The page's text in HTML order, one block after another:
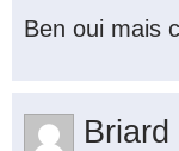
Ben oui mais
Briard